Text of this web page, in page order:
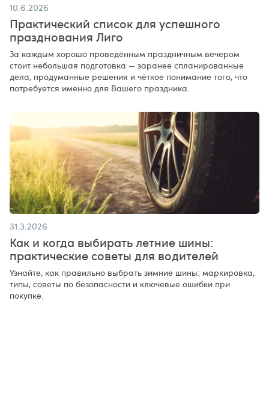
10.6.2026
Практический список для успешного
празднования Лиго
За каждым хорошо проведённым праздничным вечером
стоит небольшая подготовка — заранее спланированные
дела, продуманные решения и чёткое понимание того, что
потребуется именно для Вашего праздника.
31.3.2026
Как и когда выбирать летние шины:
практические советы для водителей
Узнайте, как правильно выбрать зимние шины: маркировка,
типы, советы по безопасности и ключевые ошибки при
покупке.